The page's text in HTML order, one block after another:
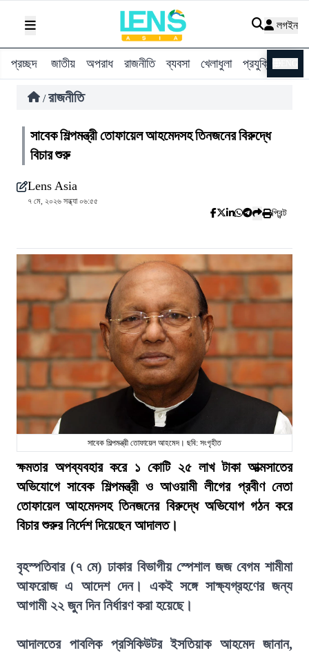
লগইন
প্রচ্ছদ জাতীয় অপরাধ রাজনীতি ব্যবসা খেলাধুলা প্রযুক্তি
/ রাজনীতি
সাবেক শিল্পমন্ত্রী তোফায়েল আহমেদসহ তিনজনের বিরুদ্ধে
বিচার শুরু
Lens Asia
৭ মে, ২০২৬ সন্ধ্যা ০৬:৫৫
প্রিন্ট
সাবেক শিল্পমন্ত্রী তোফায়েল আহমেদ। ছবি: সংগৃহীত
ক্ষমতার অপব্যবহার করে ১ কোটি ২৫ লাখ টাকা আত্মসাতের
অভিযোগে সাবেক শিল্পমন্ত্রী ও আওয়ামী লীগের প্রবীণ নেতা
তোফায়েল আহমেদসহ তিনজনের বিরুদ্ধে অভিযোগ গঠন করে
বিচার শুরুর নির্দেশ দিয়েছেন আদালত।
বৃহস্পতিবার (৭ মে) ঢাকার বিভাগীয় স্পেশাল জজ বেগম শামীমা
আফরোজ এ আদেশ দেন। একই সঙ্গে সাক্ষ্যগ্রহণের জন্য
আগামী ২২ জুন দিন নির্ধারণ করা হয়েছে।
আদালতের পাবলিক প্রসিকিউটর ইসতিয়াক আহমেদ জানান,